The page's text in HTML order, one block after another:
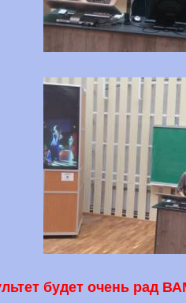
будет очень рад